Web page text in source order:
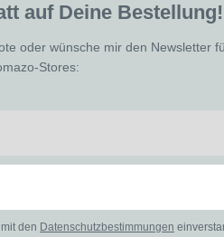
auf Deine Bestellung!
oder wünsche mir den Newsletter
Stores:
den Datenschutzbestimmungen